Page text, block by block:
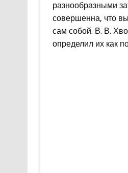
разнообразными
совершенна, что
сам собой. В. В.
определил их как